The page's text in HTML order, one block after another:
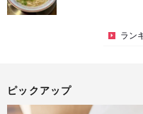
ラン
ピックアップ